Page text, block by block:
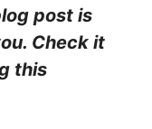
post is
Check it
this